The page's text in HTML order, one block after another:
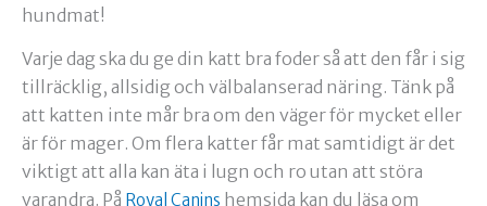
hundmat!
Varje dag ska du ge din katt bra foder så att den får i sig
tillräcklig, allsidig och välbalanserad näring. Tänk på
att katten inte mår bra om den väger för mycket eller
är för mager. Om flera katter får mat samtidigt är det
viktigt att alla kan äta i lugn och ro utan att störa
varandra. På Royal Canins hemsida kan du läsa om